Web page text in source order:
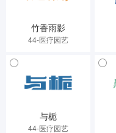
竹香雨影
44-医疗园艺
与栀
44-医疗园艺